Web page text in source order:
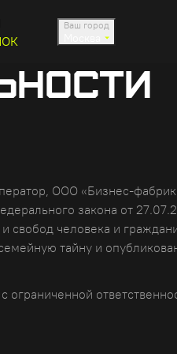
Ваш город
ООО «Бизнес-
закона от
человека и
тайну и